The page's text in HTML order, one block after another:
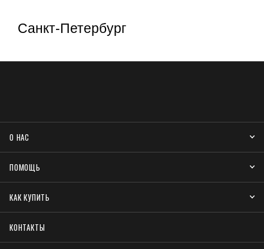
Санкт-Петербург
О НАС
ПОМОЩЬ
КАК КУПИТЬ
КОНТАКТЫ